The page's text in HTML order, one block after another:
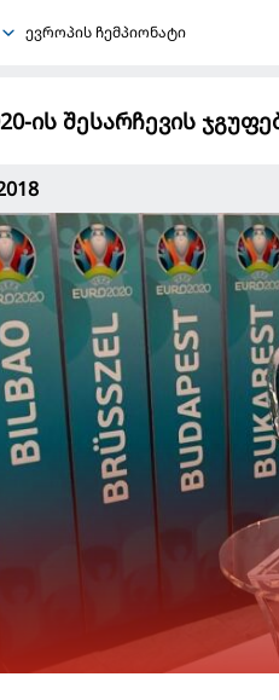
ევროპის ჩემპიონატი
ის შესარჩევის